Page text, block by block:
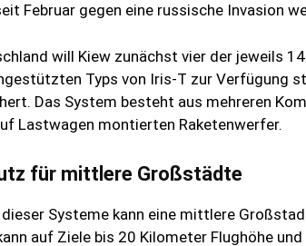
Februar gegen eine russische Invasion
will Kiew zunächst vier der jeweils
Typs von Iris-T zur Verfügung
Das System besteht aus mehreren
Lastwagen montierten Raketenwerfer.
für mittlere Großstädte
dieser Systeme kann eine mittlere
auf Ziele bis 20 Kilometer Flughöhe